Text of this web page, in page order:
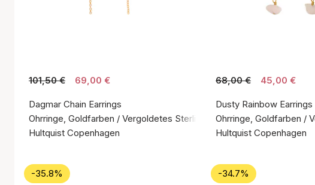
101,50 € 69,00 €
Dagmar Chain Earrings
Ohrringe, Goldfarben / Vergoldetes Sterlingsilber 925
Hultquist Copenhagen
68,00 € 45,00 €
Dusty Rainbow Earrings
Ohrringe, Goldfarben /
Hultquist Copenhagen
-35.8% -34.7%